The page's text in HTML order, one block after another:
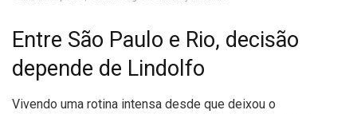
Entre São Paulo e Rio, decisão
depende de Lindolfo
Vivendo uma rotina intensa desde que deixou o